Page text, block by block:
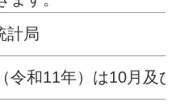
計局
令和11年）は10月及